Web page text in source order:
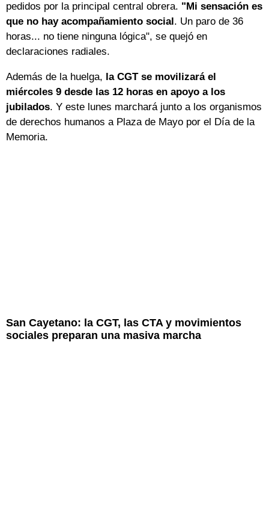
pedidos por la principal central obrera. "Mi sensación es
que no hay acompañamiento social . Un paro de 36
horas... no tiene ninguna lógica", se quejó en
declaraciones radiales.
Además de la huelga, la CGT se movilizará el
miércoles 9 desde las 12 horas en apoyo a los
jubilados. Y este lunes marchará junto a los organismos
de derechos humanos a Plaza de Mayo por el Día de la
Memoria.
San Cayetano: la CGT, las CTA y movimientos
sociales preparan una masiva marcha